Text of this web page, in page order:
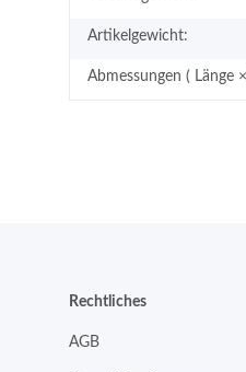
Artikelgewicht:
Abmessungen ( Länge
Rechtliches
AGB